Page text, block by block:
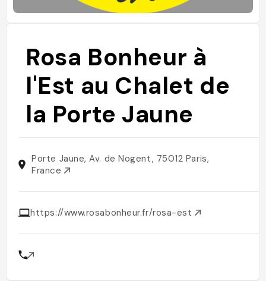
Rosa Bonheur à
l'Est au Chalet de
la Porte Jaune
Porte Jaune, Av. de Nogent, 75012 Paris,
France
https://www.rosabonheur.fr/rosa-est